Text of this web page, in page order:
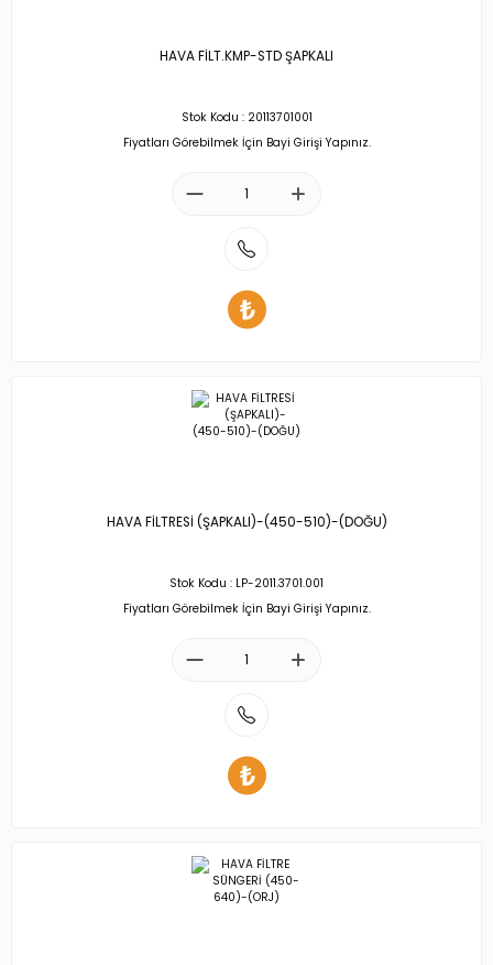
HAVA FİLT.KMP-STD ŞAPKALI
Stok Kodu : 20113701001
Fiyatları Görebilmek İçin Bayi Girişi Yapınız.
HAVA FİLTRESİ (ŞAPKALI)-(450-510)-(DOĞU)
Stok Kodu : LP-2011.3701.001
Fiyatları Görebilmek İçin Bayi Girişi Yapınız.